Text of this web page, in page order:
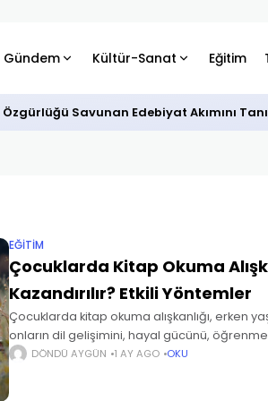
Gündem Kültür-Sanat Eğitim
Savunan Edebiyat Akımını
EĞITIM
Çocuklarda Kitap Okuma
Kazandırılır? Etkili Yöntemler
Çocuklarda kitap okuma alışkanlığı, erken
onların dil gelişimini, hayal gücünü,
başarısını olumlu yönde etkiler. Kitaplarla
DÖNDÜ AYGÜN 1 AY AGO OKU